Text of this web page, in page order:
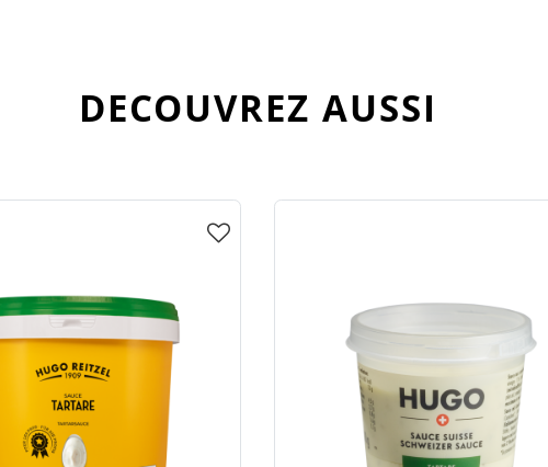
DECOUVREZ AUSSI